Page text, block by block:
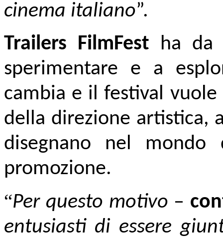
cinema italiano”.
Trailers FilmFest ha da
sperimentare e a
cambia e il festival
della direzione artistica,
disegnano nel mondo
promozione.
“Per questo motivo –
entusiasti di essere